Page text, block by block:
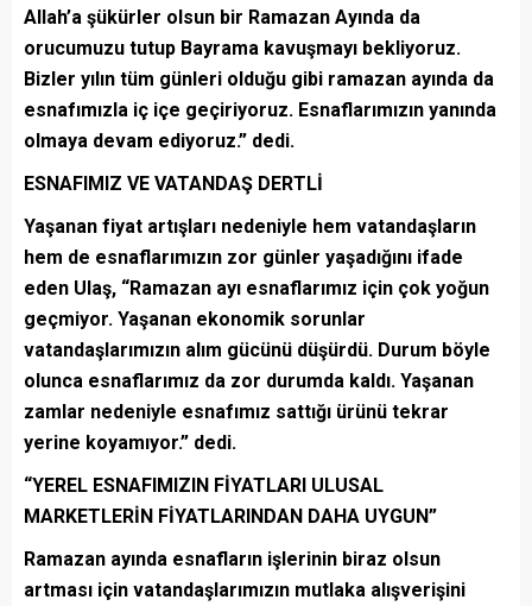
Allah’a şükürler olsun bir Ramazan Ayında da
orucumuzu tutup Bayrama kavuşmayı bekliyoruz.
Bizler yılın tüm günleri olduğu gibi ramazan ayında da
esnafımızla iç içe geçiriyoruz. Esnaflarımızın yanında
olmaya devam ediyoruz.” dedi.
ESNAFIMIZ VE VATANDAŞ DERTLİ
Yaşanan fiyat artışları nedeniyle hem vatandaşların
hem de esnaflarımızın zor günler yaşadığını ifade
eden Ulaş, “Ramazan ayı esnaflarımız için çok yoğun
geçmiyor. Yaşanan ekonomik sorunlar
vatandaşlarımızın alım gücünü düşürdü. Durum böyle
olunca esnaflarımız da zor durumda kaldı. Yaşanan
zamlar nedeniyle esnafımız sattığı ürünü tekrar
yerine koyamıyor.” dedi.
“YEREL ESNAFIMIZIN FİYATLARI ULUSAL
MARKETLERİN FİYATLARINDAN DAHA UYGUN”
Ramazan ayında esnafların işlerinin biraz olsun
artması için vatandaşlarımızın mutlaka alışverişini